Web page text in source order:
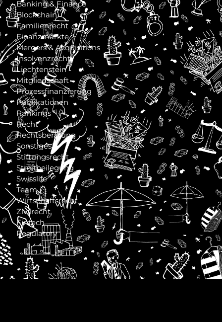
Banking & Finance
Blockchain
Familienrecht
Finanzmärkte
Mergers & Acquisitions
Insolvenzrecht
Liechtenstein
Mitgliedschaft
Prozessfinanzierung
Publikationen
Rankings
Recht
Rechtsberatung
Sonstiges
Stiftungsrecht
Streitbeilegung
Swisslife
Team
Wirtschaftsrecht
Zivilrecht
Fintech
Regulatory